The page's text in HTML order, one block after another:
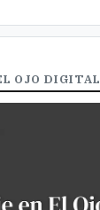
OJO DIGITAL